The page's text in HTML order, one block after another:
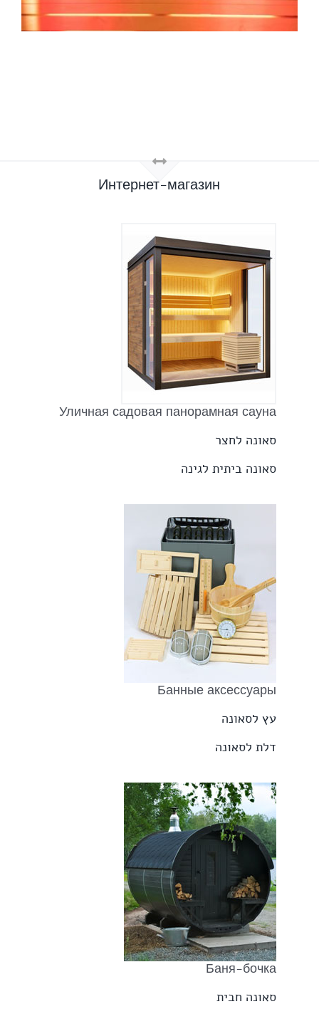
Интернет-магазин
Уличная садовая панорамная сауна
סאונה לחצר
סאונה ביתית לגינה
Банные аксессуары
עץ לסאונה
דלת לסאונה
Баня-бочка
סאונה חבית